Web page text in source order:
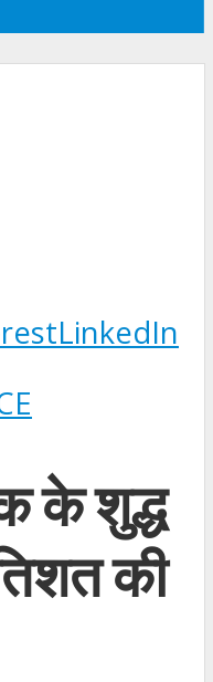
LinkedIn
के शुद्ध
की